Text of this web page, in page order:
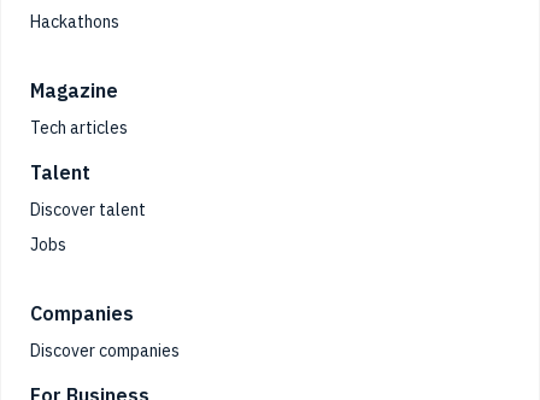
Hackathons
Magazine
Tech articles
Talent
Discover talent
Jobs
Companies
Discover companies